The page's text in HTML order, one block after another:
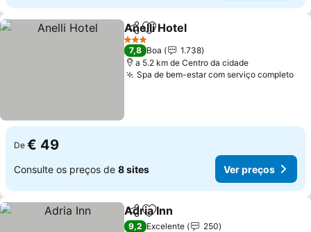
PartilharAdicionar aos favoritos
Anelli Hotel
3 Estrelas
7,8 Boa
1.738
a 5.2 km de Centro da cidade
Spa de bem-estar com serviço completo
De € 49
Consulte os preços de 8 sites Ver preços
PartilharAdicionar aos favoritos
Adria Inn
9,2 Excelente
250